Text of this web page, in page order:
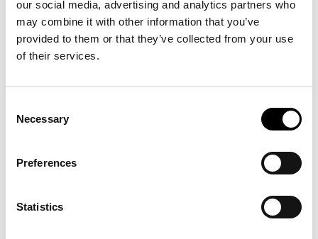
our social media, advertising and analytics partners who
may combine it with other information that you’ve
provided to them or that they’ve collected from your use
of their services.
Selection
Necessary
Preferences
Statistics
Se også
Unboxing: SUPERFLEX
>Se mere
Musik på ARKEN: Alberte